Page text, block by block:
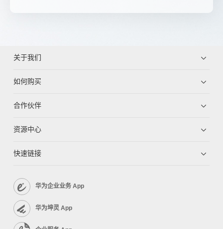
关于我们
如何购买
合作伙伴
资源中心
快速链接
华为企业业务 App
华为坤灵 App